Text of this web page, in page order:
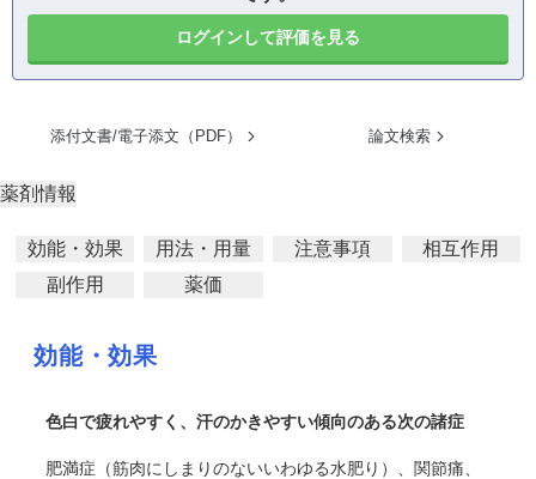
ログインして評価を見る
添付文書/電子添文（PDF） 論文検索
薬剤情報
効能・効果 用法・用量 注意事項
相互作用
副作用
薬価
効能・効果
色白で疲れやすく、汗のかきやすい傾向のある次の諸症
肥満症（筋肉にしまりのないいわゆる水肥り）、関節痛、